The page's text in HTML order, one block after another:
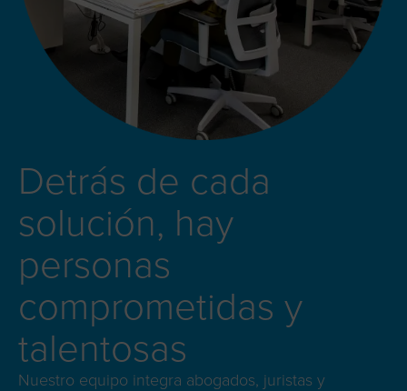
Detrás de cada
solución, hay
personas
comprometidas y
talentosas
Nuestro equipo integra abogados, juristas y